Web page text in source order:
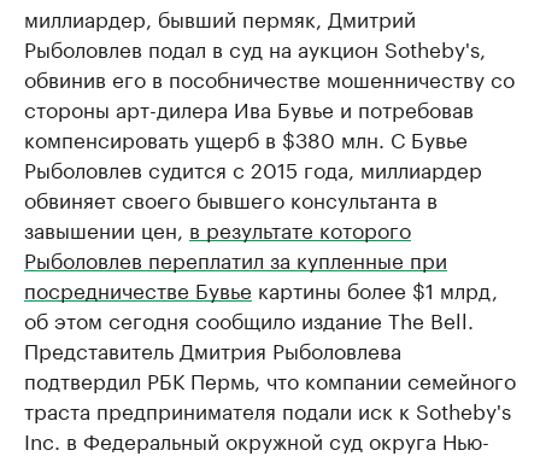
миллиардер, бывший пермяк, Дмитрий
Рыболовлев подал в суд на аукцион Sotheby's,
обвинив его в пособничестве мошенничеству со
стороны арт-дилера Ива Бувье и потребовав
компенсировать ущерб в $380 млн. С Бувье
Рыболовлев судится с 2015 года, миллиардер
обвиняет своего бывшего консультанта в
завышении цен, в результате которого
Рыболовлев переплатил за купленные при
посредничестве Бувье картины более $1 млрд,
об этом сегодня сообщило издание The Bell.
Представитель Дмитрия Рыболовлева
подтвердил РБК Пермь, что компании семейного
траста предпринимателя подали иск к Sotheby's
Inc. в Федеральный окружной суд округа Нью-